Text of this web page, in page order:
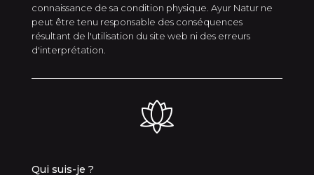
connaissance de sa condition physique. Ayur Natur ne
peut être tenu responsable des conséquences
résultant de l'utilisation du site web ni des erreurs
d'interprétation.
Qui suis-je ?